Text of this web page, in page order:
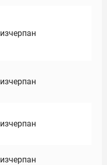
изчерпан
изчерпан
изчерпан
изчерпан